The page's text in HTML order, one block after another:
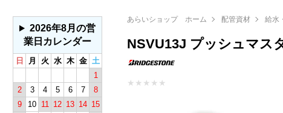
あらいショップ ホーム 配管資材 給水
NSVU13J プッシュマス
★ ★ ★ ★ ★
2026年8月の営
業日カレンダー
日 月 火 水 木 金 土
1
2
3 4 5 6 7
8
9
10 11 12 13 14 15